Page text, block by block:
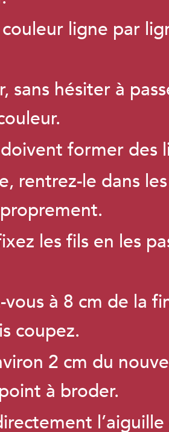
ligne par
sans hésiter à
former des
rentrez-le dans
les fils en les
à 8 cm de la
coupez.
2 cm du
à broder.